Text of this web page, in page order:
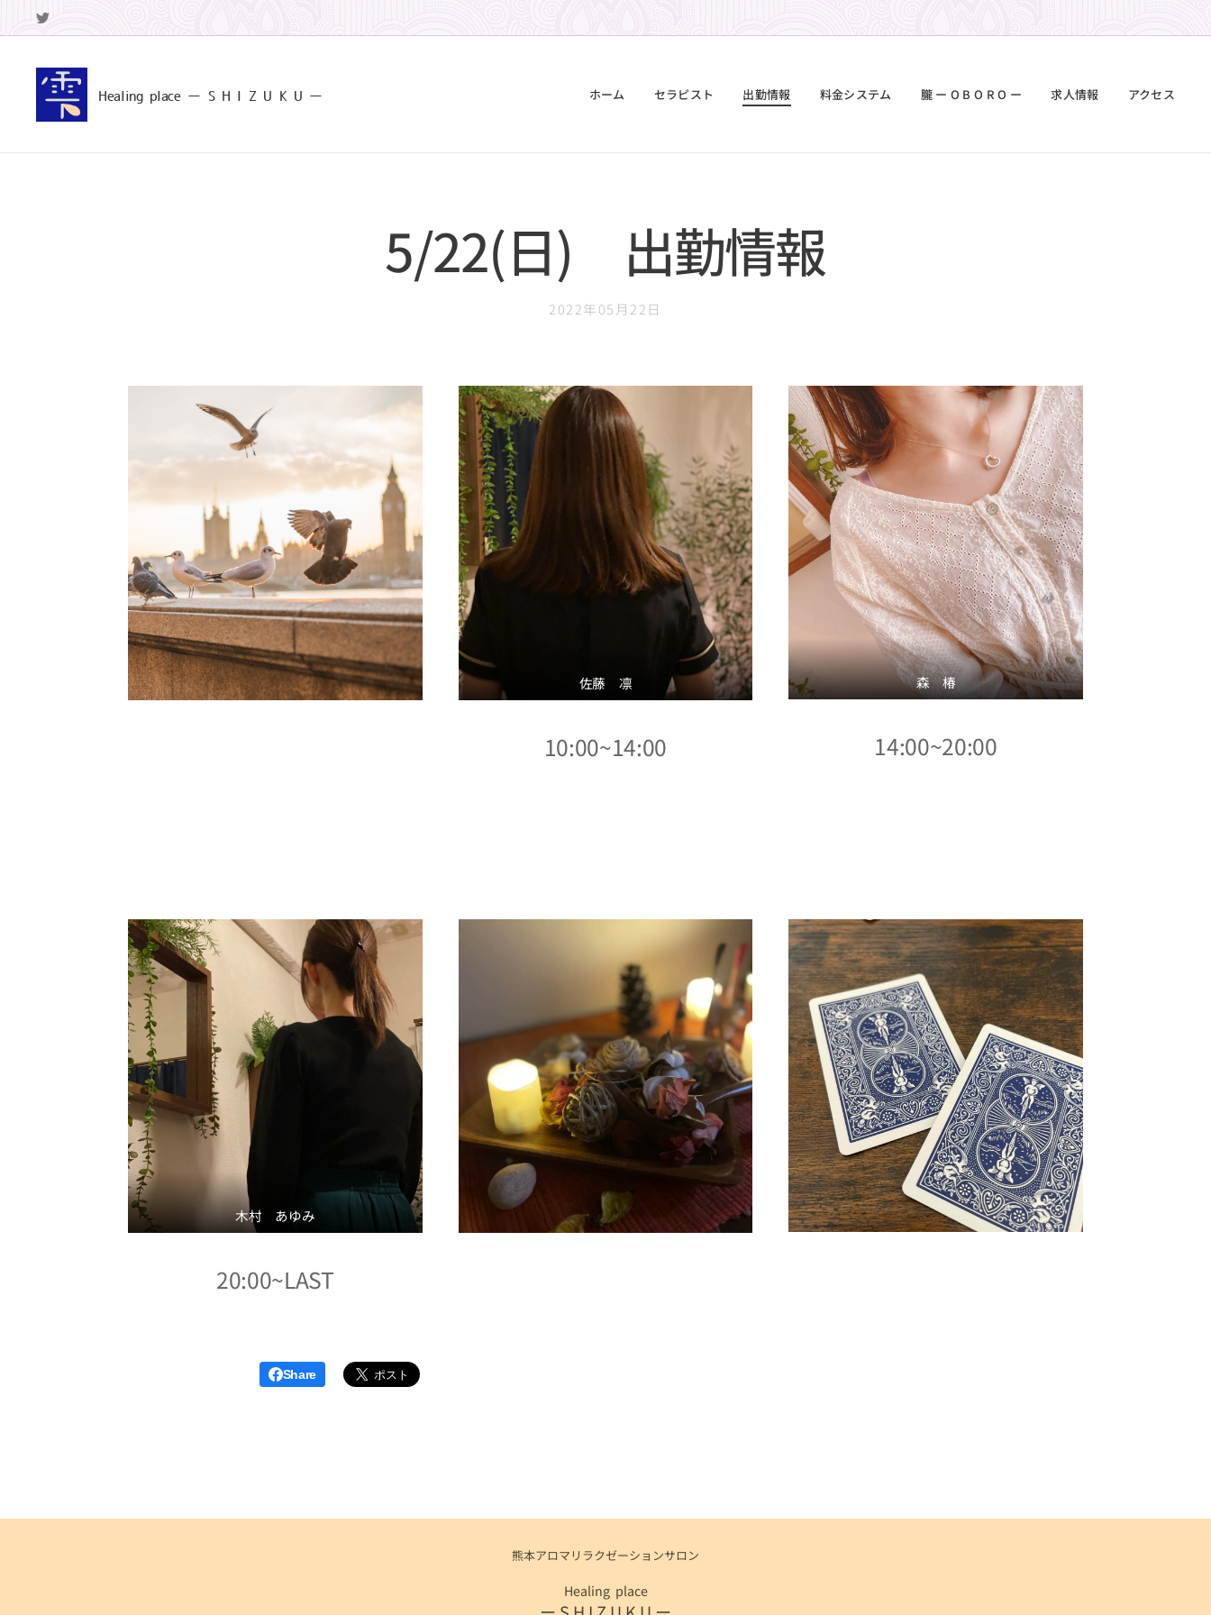
Healing place ー S H I Z U K U ー ホーム セラピスト 出勤情報 料金システム 朧 ー O B O R O ー 求人情報 アクセス
5/22(日) 出勤情報
2022年05月22日
佐藤 凛
10:00~14:00
森 椿
14:00~20:00
木村 あゆみ
20:00~LAST
Share
熊本アロマリラクゼーションサロン
Healing place